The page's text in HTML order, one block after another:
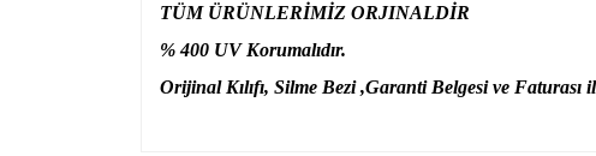
TÜM ÜRÜNLERİMİZ ORJINALDİR
% 400 UV Korumalıdır.
Orijinal Kılıfı, Silme Bezi ,Garanti Belgesi ve